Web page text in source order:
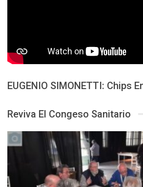
EUGENIO SIMONETTI: Chips
Reviva El Congeso Sanitario